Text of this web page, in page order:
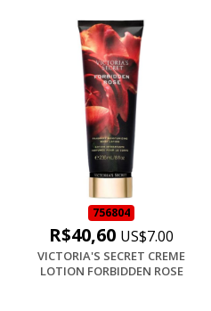
756804
R$40,60 US$7.00
VICTORIA'S SECRET CREME
LOTION FORBIDDEN ROSE